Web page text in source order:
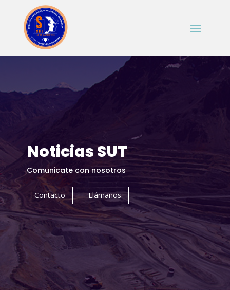
Noticias SUT
Comunicate con nosotros
Contacto Llámanos